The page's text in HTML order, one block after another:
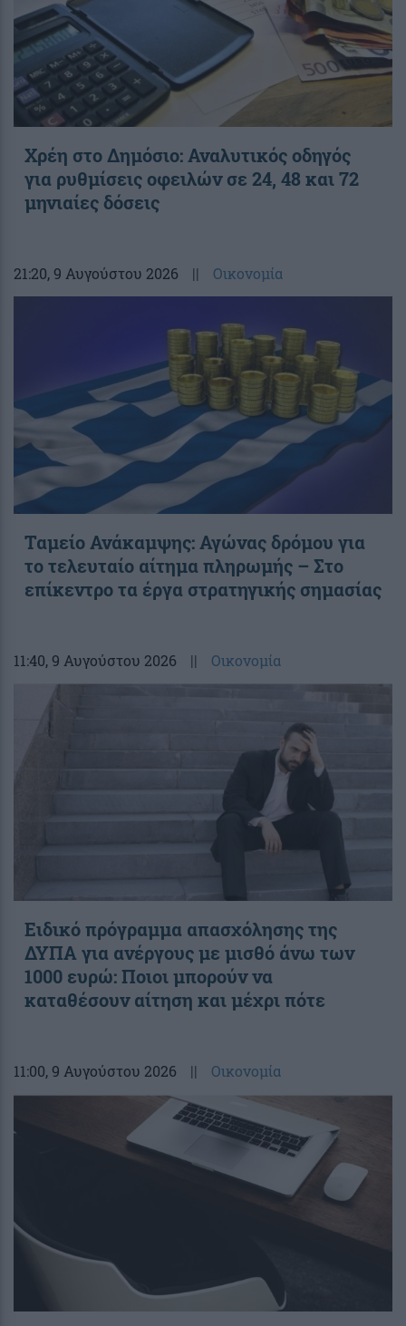
Χρέη στο Δημόσιο: Αναλυτικός οδηγός
για ρυθμίσεις οφειλών σε 24, 48 και 72
μηνιαίες δόσεις
21:20, 9 Αυγούστου 2026 || Οικονομία
Ταμείο Ανάκαμψης: Αγώνας δρόμου για
το τελευταίο αίτημα πληρωμής – Στο
επίκεντρο τα έργα στρατηγικής σημασίας
11:40, 9 Αυγούστου 2026 || Οικονομία
Ειδικό πρόγραμμα απασχόλησης της
ΔΥΠΑ για ανέργους με μισθό άνω των
1000 ευρώ: Ποιοι μπορούν να
καταθέσουν αίτηση και μέχρι πότε
11:00, 9 Αυγούστου 2026 || Οικονομία